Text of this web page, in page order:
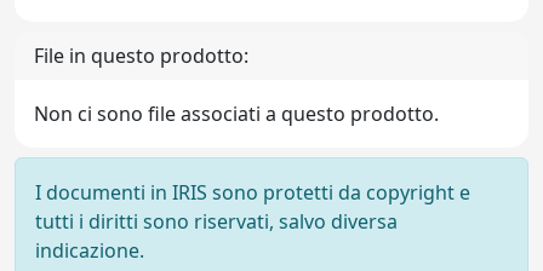
File in questo prodotto:
Non ci sono file associati a questo prodotto.
I documenti in IRIS sono protetti da copyright e
tutti i diritti sono riservati, salvo diversa
indicazione.